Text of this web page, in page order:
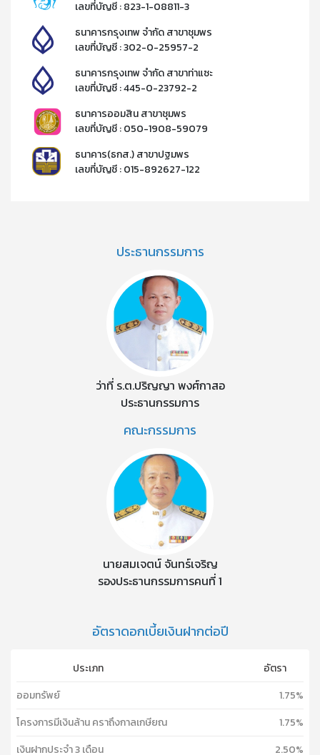
เลขที่บัญชี : 823-1-08811-3​
ธนาคารกรุงเทพ จำกัด สาขาชุมพร
เลขที่บัญชี : 302-0-25957-2​
ธนาคารกรุงเทพ จำกัด สาขาท่าแซะ
เลขที่บัญชี : 445-0-23792-2​
ธนาคารออมสิน สาขาชุมพร
เลขที่บัญชี : 050-1908-59079​
ธนาคาร(ธกส.) สาขาปฐมพร
เลขที่บัญชี : 015-892627-122​​
ประธานกรรมการ
ว่าที่ ร.ต.ปริญญา พงศ์กาสอ
ประธานกรรมการ
คณะกรรมการ
นายสมเจตน์ จันทร์เจริญ
รองประธานกรรมการคนที่ 1
อัตราดอกเบี้ยเงินฝากต่อปี
ประเภท
อัตรา
ออมทรัพย์
1.75%
โครงการมีเงินล้าน คราถึงกาลเกษียณ
1.75%
เงินฝากประจำ 3 เดือน
2.50%